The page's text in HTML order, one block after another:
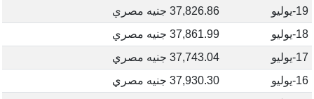
19-يوليو
37,826.86 جنيه مصري
18-يوليو
37,861.99 جنيه مصري
17-يوليو
37,743.04 جنيه مصري
16-يوليو
37,930.30 جنيه مصري